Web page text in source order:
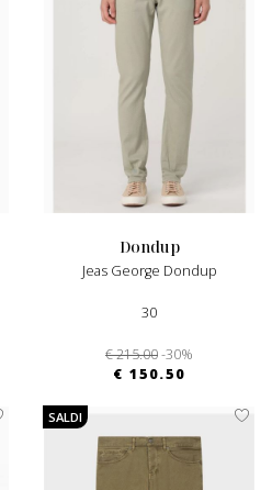
dondup
Jeas George Dondup
30
€ 215.00-30%
€ 150.50
SALDI